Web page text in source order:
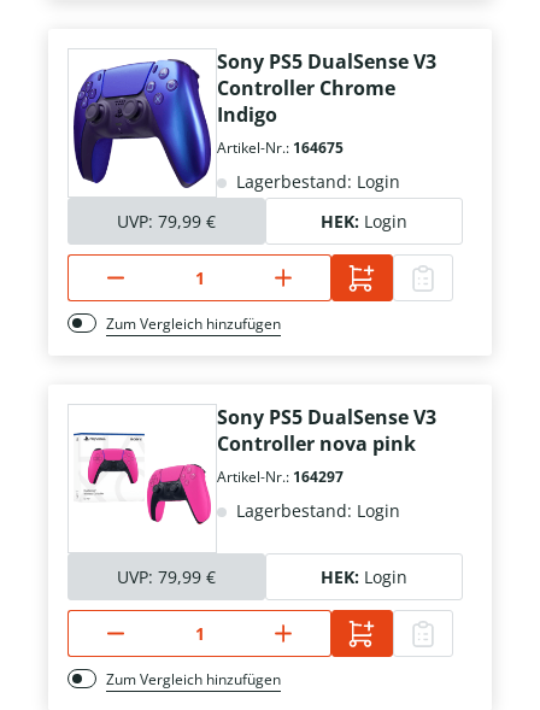
Sony PS5 DualSense V3
Controller Chrome
Indigo
Artikel-Nr.: 164675
Lagerbestand: Login
UVP: 79,99 € HEK: Login
Zum Vergleich hinzufügen
Sony PS5 DualSense V3
Controller nova pink
Artikel-Nr.: 164297
Lagerbestand: Login
UVP: 79,99 € HEK: Login
Zum Vergleich hinzufügen